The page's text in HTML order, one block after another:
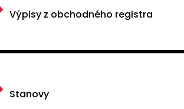
Výpisy z obchodného registra
Stanovy